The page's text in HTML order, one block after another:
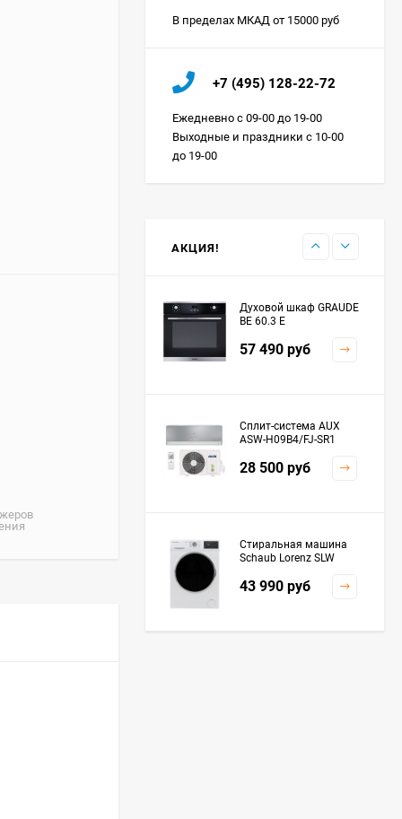
В пределах МКАД от 15000 руб
+7 (495) 128-22-72
Ежедневно с 09-00 до 19-00
Выходные и праздники с 10-00
до 19-00
АКЦИЯ!
ORGS2DBHFSS
запросу
Духовой шкаф GRAUDE
BE 60.3 E
57 490 руб
Сплит-система AUX
ASW-H09B4/FJ-SR1
28 500 руб
Стиральная машина
Schaub Lorenz SLW
43 990 руб